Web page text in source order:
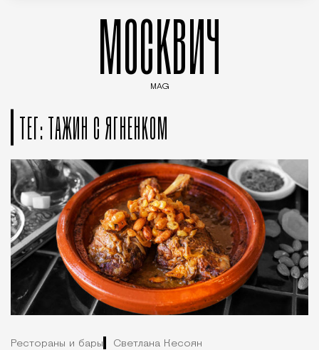
МОСКВИЧ
MAG
ТЕГ: ТАЖИН С ЯГНЕНКОМ
Рестораны и бары Светлана Кесоян